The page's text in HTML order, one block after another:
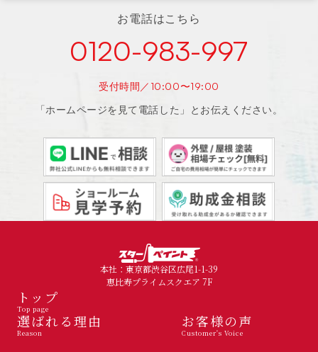
お電話はこちら
0120-983-997
受付時間／10:00〜19:00
「ホームページを見て電話した」とお伝えください。
本社：東京都渋谷区広尾1-1-39
恵比寿プライムスクエア 7F
トップ
Top page
選ばれる理由
Reason
お客様の声
Customer's Voice